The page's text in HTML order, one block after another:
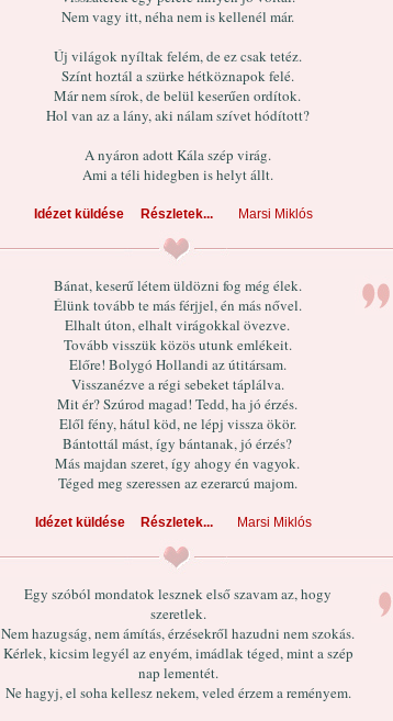
Nem vagy itt, néha nem is kellenél már.
Új világok nyíltak felém, de ez csak tetéz.
Színt hoztál a szürke hétköznapok felé.
Már nem sírok, de belül keserűen ordítok.
Hol van az a lány, aki nálam szívet hódított?
A nyáron adott Kála szép virág.
Ami a téli hidegben is helyt állt.
Idézet küldése Részletek... Marsi Miklós
Bánat, keserű létem üldözni fog még élek.
Élünk tovább te más férjjel, én más nővel.
Elhalt úton, elhalt virágokkal övezve.
Tovább visszük közös utunk emlékeit.
Előre! Bolygó Hollandi az útitársam.
Visszanézve a régi sebeket táplálva.
Mit ér? Szúrod magad! Tedd, ha jó érzés.
Elől fény, hátul köd, ne lépj vissza ökör.
Bántottál mást, így bántanak, jó érzés?
Más majdan szeret, így ahogy én vagyok.
Téged meg szeressen az ezerarcú majom.
Idézet küldése Részletek... Marsi Miklós
Egy szóból mondatok lesznek első szavam az, hogy
szeretlek.
Nem hazugság, nem ámítás, érzésekről hazudni nem szokás.
Kérlek, kicsim legyél az enyém, imádlak téged, mint a szép
nap lementét.
Ne hagyj, el soha kellesz nekem, veled érzem a reményem.